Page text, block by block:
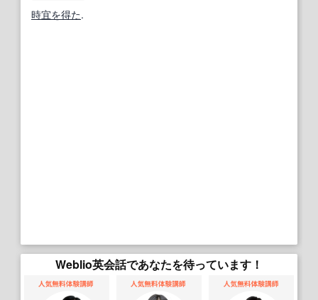
時宜を得た.
Weblio英会話であなたを待っています！